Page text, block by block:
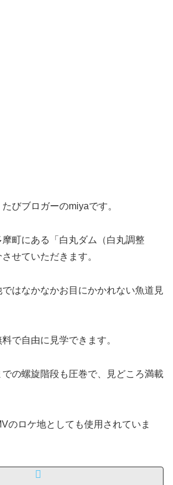
びブロガーのmiyaです。
町にある「白丸ダム（白丸調整
せていただきます。
はなかなかお目にかかれない魚道見
で自由に見学できます。
の螺旋階段も圧巻で、見どころ満載
のロケ地としても使用されていま